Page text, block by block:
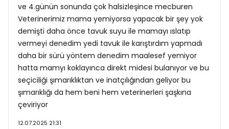
ve 4.günün sonunda çok halsizleşince mecburen
Veterinerimiz mama yemiyorsa yapacak bir şey yok
demişti daha önce tavuk suyu ile mamayı ıslatıp
vermeyi denedim yedi tavuk ile karıştırdım yapmadı
daha bir sürü yöntem denedim maalesef yemiyor
hatta mamyı koklayınca direkt midesi bulanıyor ve bu
seçiciliği şımarıklıktan ve inatçılığından geliyor bu
şımarıklığı da hem beni hem veterinerleri şaşkına
çeviriyor
12.07.2025 21:31